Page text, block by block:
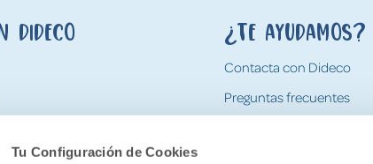
Tu Configuración de Cookies
Dideco ¿Te ayudamos?
Contacta con Dideco
Preguntas frecuentes